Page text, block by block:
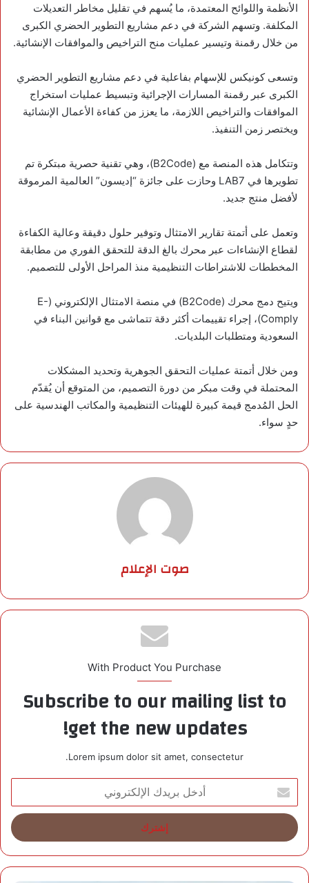
الأنظمة واللوائح المعتمدة، ما يُسهم في تقليل مخاطر التعديلات
المكلفة. وتسهم الشركة في دعم مشاريع التطوير الحضري الكبرى
من خلال رقمنة وتيسير عمليات منح التراخيص والموافقات الإنشائية.
وتسعى كونيكس للإسهام بفاعلية في دعم مشاريع التطوير الحضري
الكبرى عبر رقمنة المسارات الإجرائية وتبسيط عمليات استخراج
الموافقات والتراخيص اللازمة، ما يعزز من كفاءة الأعمال الإنشائية
ويختصر زمن التنفيذ.
وتتكامل هذه المنصة مع (B2Code)، وهي تقنية حصرية مبتكرة تم
تطويرها في LAB7 وحازت على جائزة “إديسون” العالمية المرموقة
لأفضل منتج جديد.
وتعمل على أتمتة تقارير الامتثال وتوفير حلول دقيقة وعالية الكفاءة
لقطاع الإنشاءات عبر محرك بالغ الدقة للتحقق الفوري من مطابقة
المخططات للاشتراطات التنظيمية منذ المراحل الأولى للتصميم.
ويتيح دمج محرك (B2Code) في منصة الامتثال الإلكتروني (E-
Comply)، إجراء تقييمات أكثر دقة تتماشى مع قوانين البناء في
السعودية ومتطلبات البلديات.
ومن خلال أتمتة عمليات التحقق الجوهرية وتحديد المشكلات
المحتملة في وقت مبكر من دورة التصميم، من المتوقع أن يُقدّم
الحل المُدمج قيمة كبيرة للهيئات التنظيمية والمكاتب الهندسية على
حدٍ سواء.
صوت الإعلام
With Product You Purchase
Subscribe to our mailing list to
get the new updates!
Lorem ipsum dolor sit amet, consectetur.
خ
ل
ر